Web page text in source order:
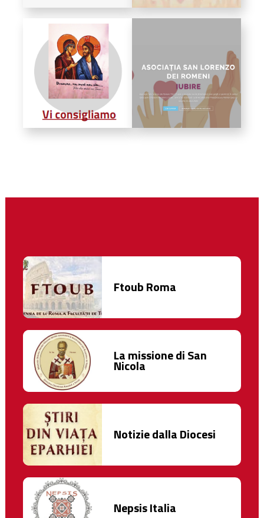
Ftoub Roma
La missione di San
Nicola
Notizie dalla Diocesi
Nepsis Italia